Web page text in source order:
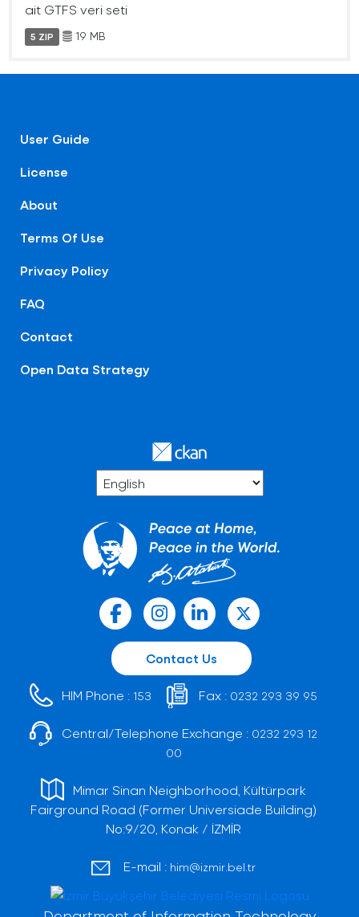
ait GTFS veri seti
5 ZIP 19 MB
User Guide
License
About
Terms Of Use
Privacy Policy
FAQ
Contact
Open Data Strategy
Contact Us
HIM Phone : 153 Fax : 0232 293 39 95
Central/Telephone Exchange : 0232 293 12
00
Mimar Sinan Neighborhood, Kültürpark
Fairground Road (Former Universiade Building)
No:9/20, Konak / İZMİR
E-mail : him@izmir.bel.tr